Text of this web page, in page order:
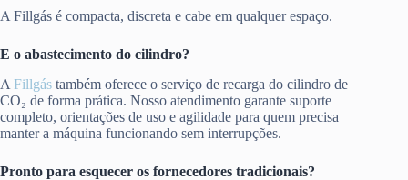
A Fillgás é compacta, discreta e cabe em qualquer espaço.
E o abastecimento do cilindro?
A Fillgás também oferece o serviço de recarga do cilindro de
CO₂ de forma prática. Nosso atendimento garante suporte
completo, orientações de uso e agilidade para quem precisa
manter a máquina funcionando sem interrupções.
Pronto para esquecer os fornecedores tradicionais?